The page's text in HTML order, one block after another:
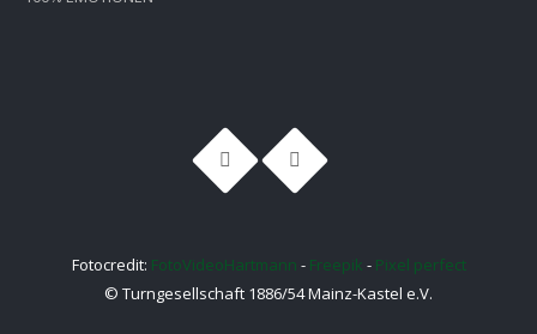
Fotocredit: FotoVideoHartmann - Freepik - Pixel perfect
© Turngesellschaft 1886/54 Mainz-Kastel e.V.